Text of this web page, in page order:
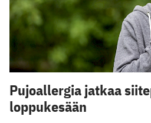
Pujoallergia jatkaa
loppukesään